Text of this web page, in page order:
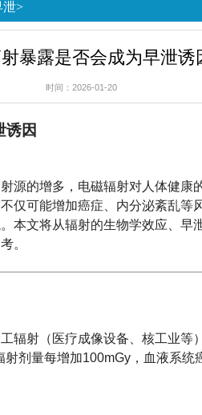
泄>
暴露是否会成为早泄诱
时间：2026-01-20
诱因
源的增多，电磁辐射对人体健康
仅可能增加癌症、内分泌紊乱等
本文将从辐射的生物学效应、早
。
辐射（医疗成像设备、核工业等
剂量每增加100mGy，血液系统